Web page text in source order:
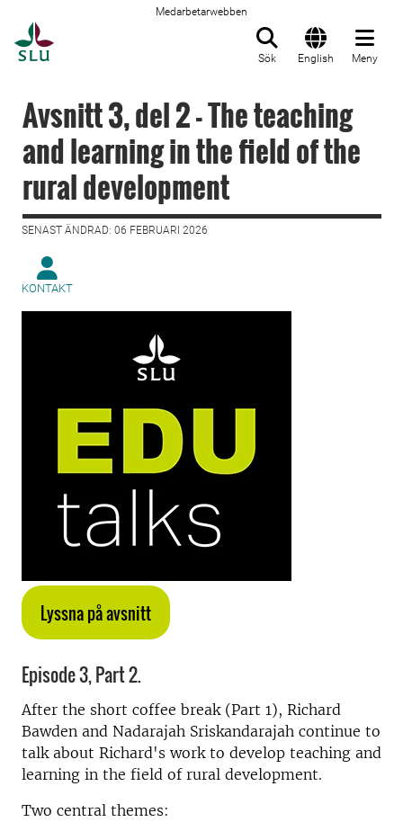
Medarbetarwebben
Sök English Meny
Avsnitt 3, del 2 - The teaching
and learning in the field of the
rural development
SENAST ÄNDRAD: 06 FEBRUARI 2026
KONTAKT
Lyssna på avsnitt
Episode 3, Part 2.
After the short coffee break (Part 1), Richard
Bawden and Nadarajah Sriskandarajah continue to
talk about Richard's work to develop teaching and
learning in the field of rural development.
Two central themes: